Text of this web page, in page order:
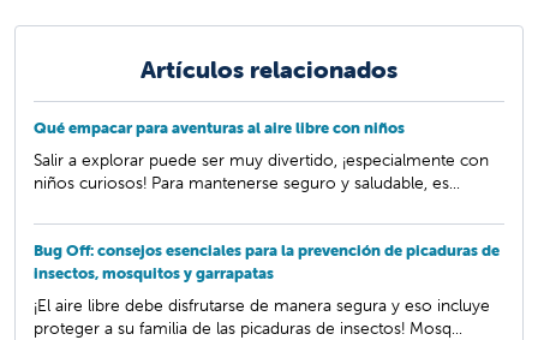
Artículos relacionados
Qué empacar para aventuras al aire libre con niños
Salir a explorar puede ser muy divertido, ¡especialmente con
niños curiosos! Para mantenerse seguro y saludable, es...
Bug Off: consejos esenciales para la prevención de picaduras de
insectos, mosquitos y garrapatas
¡El aire libre debe disfrutarse de manera segura y eso incluye
proteger a su familia de las picaduras de insectos! Mosq...